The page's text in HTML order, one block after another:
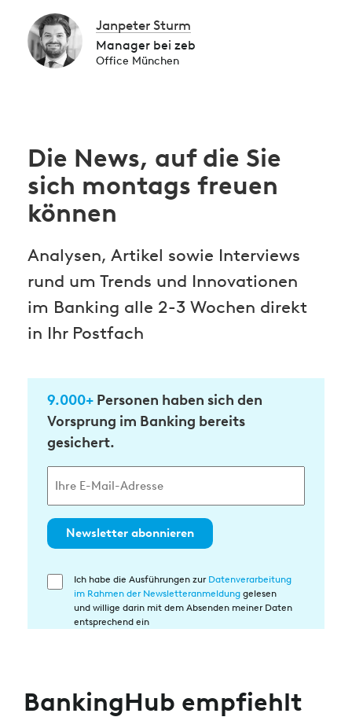
Janpeter Sturm
Manager bei zeb
Office München
Die News, auf die Sie
sich montags freuen
können
Analysen, Artikel sowie Interviews
rund um Trends und Innovationen
im Banking alle 2-3 Wochen direkt
in Ihr Postfach
9.000+ Personen haben sich den
Vorsprung im Banking bereits
gesichert.
Newsletter abonnieren
Einwilligung
Ich habe die Ausführungen zur Datenverarbeitung
im Rahmen der Newsletteranmeldung gelesen
und willige darin mit dem Absenden meiner Daten
entsprechend ein
BankingHub empfiehlt